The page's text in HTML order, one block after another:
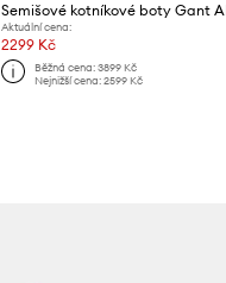
Semišové kotníkové boty Gant
Aktuální cena:
2299 Kč
Běžná cena: 3899 Kč
Nejnižší cena: 2599 Kč